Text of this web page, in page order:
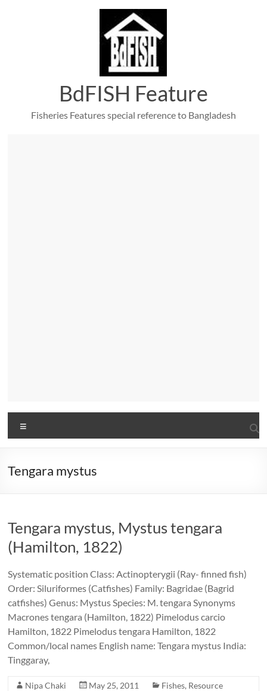
BdFISH Feature
Fisheries Features special reference to Bangladesh
Tengara mystus
Tengara mystus, Mystus tengara
(Hamilton, 1822)
Systematic position Class: Actinopterygii (Ray- finned fish)
Order: Siluriformes (Catfishes) Family: Bagridae (Bagrid
catfishes) Genus: Mystus Species: M. tengara Synonyms
Macrones tengara (Hamilton, 1822) Pimelodus carcio
Hamilton, 1822 Pimelodus tengara Hamilton, 1822
Common/local names English name: Tengara mystus India:
Tinggaray,
Nipa Chaki May 25, 2011 Fishes, Resource